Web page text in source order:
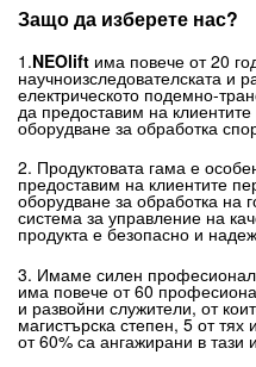
Защо да изберете нас?
1.NEOlift има повече от 20
научноизследователската и
електрическото подемно-
да предоставим на
оборудване за обработка
2. Продуктовата гама е
предоставим на клиентите
оборудване за обработка на
система за управление на
продукта е безопасно и
3. Имаме силен
има повече от 60
и развойни служители, от
магистърска степен, 5 от
от 60% са ангажирани в тази